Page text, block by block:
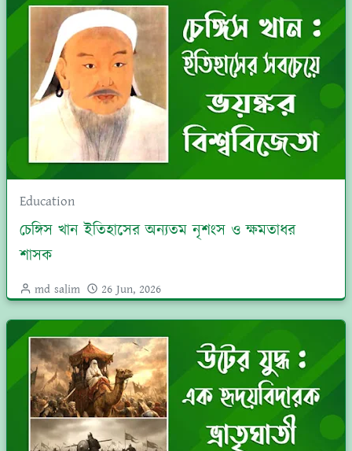
Education
চেঙ্গিস খান ইতিহাসের অন্যতম নৃশংস ও ক্ষমতাধর
শাসক
md salim 26 Jun, 2026